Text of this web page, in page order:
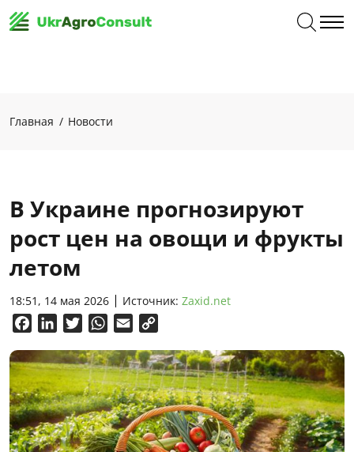
Главная Новости
В Украине прогнозируют
рост цен на овощи и фрукты
летом
18:51, 14 мая 2026 Источник: Zaxid.net
FacebookLinkedInTwitterWhatsApp
Email